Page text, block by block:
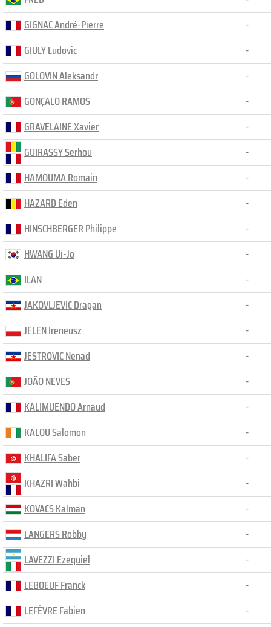
GIGNAC André-Pierre
-
GIULY Ludovic
-
GOLOVIN Aleksandr
-
GONÇALO RAMOS
-
GRAVELAINE Xavier
-
GUIRASSY Serhou
-
HAMOUMA Romain
-
HAZARD Eden
-
HINSCHBERGER Philippe
-
HWANG Ui-Jo
-
ILAN
-
JAKOVLJEVIC Dragan
-
JELEN Ireneusz
-
JESTROVIC Nenad
-
JOÃO NEVES
-
KALIMUENDO Arnaud
-
KALOU Salomon
-
KHALIFA Saber
-
KHAZRI Wahbi
-
KOVACS Kalman
-
LANGERS Robby
-
LAVEZZI Ezequiel
-
LEBOEUF Franck
-
LEFÈVRE Fabien
-